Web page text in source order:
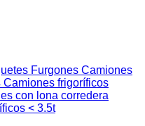
Furgones Camiones
Camiones frigoríficos
con lona corredera
< 3.5t